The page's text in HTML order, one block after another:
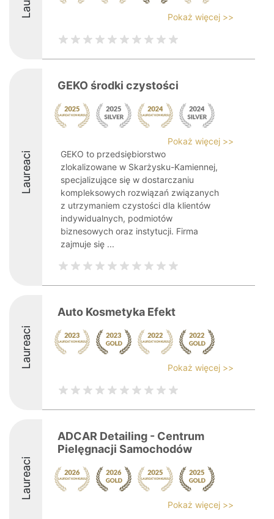
Pokaż więcej >>
Laureaci
GEKO środki czystości
Pokaż więcej >>
GEKO to przedsiębiorstwo
zlokalizowane w Skarżysku-Kamiennej,
specjalizujące się w dostarczaniu
kompleksowych rozwiązań związanych
z utrzymaniem czystości dla klientów
indywidualnych, podmiotów
biznesowych oraz instytucji. Firma
zajmuje się ...
Laureaci
Auto Kosmetyka Efekt
Pokaż więcej >>
Laureaci
ADCAR Detailing - Centrum
Pielęgnacji Samochodów
Pokaż więcej >>